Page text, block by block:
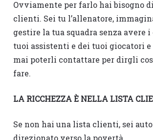
Ovviamente per farlo hai bisogno
clienti. Sei tu l’allenatore,
gestire la tua squadra senza avere
tuoi assistenti e dei tuoi giocatori
mai poterli contattare per dirgli
fare.
LA RICCHEZZA È NELLA LISTA
Se non hai una lista clienti, sei